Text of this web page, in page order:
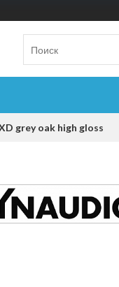
grey oak high gloss